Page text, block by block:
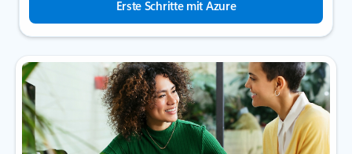
Erste Schritte mit Azure